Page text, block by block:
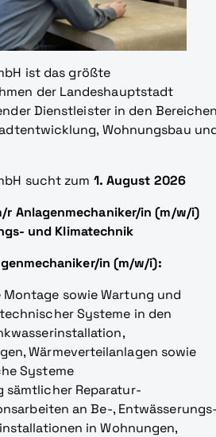
ist das größte
der Landeshauptstadt
Dienstleister in den
Wohnungsbau
sucht zum 1. August 2026
r Anlagenmechaniker/in (m/w/i)
und Klimatechnik
in (m/w/i):
sowie Wartung und
Systeme in den
Wärmeverteilanlagen sowie
Systeme
sämtlicher Reparatur-
an Be-,
in Wohnungen,